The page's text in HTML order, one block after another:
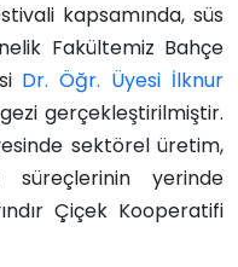
kapsamında, süs
Fakültemiz Bahçe
Dr. Öğr. Üyesi İlknur
gerçekleştirilmiştir.
sektörel üretim,
süreçlerinin yerinde
Çiçek Kooperatifi